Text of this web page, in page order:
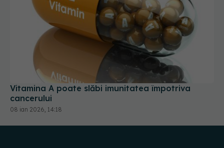
Vitamina A poate slăbi imunitatea împotriva
cancerului
08 ian 2026, 14:18